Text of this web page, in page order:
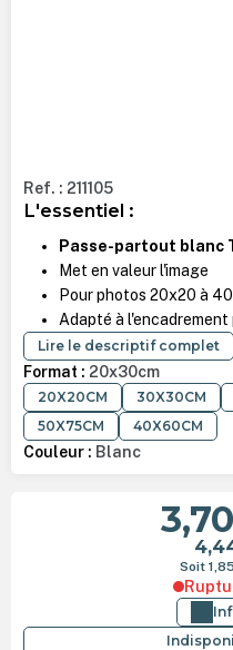
Ref. : 211105
L'essentiel :
Passe-partout blanc
Met en valeur l'image
Pour photos 20x20 à
Adapté à l'encadrement
Lire le descriptif complet
Format : 20x30cm
20X20CM 30X30CM
50X75CM
40X60CM
Couleur : Blanc
Soit